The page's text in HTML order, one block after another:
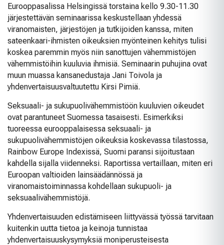
Eurooppasalissa Helsingissä torstaina kello 9.30-11.30
järjestettävän seminaarissa keskustellaan yhdessä
viranomaisten, järjestöjen ja tutkijoiden kanssa, miten
sateenkaari-ihmisten oikeuksien myönteinen kehitys tulisi
koskea paremmin myös niin sanottujen vähemmistöjen
vähemmistöihin kuuluvia ihmisiä. Seminaarin puhujina ovat
muun muassa kansanedustaja Jani Toivola ja
yhdenvertaisuusvaltuutettu Kirsi Pimiä.
Seksuaali- ja sukupuolivähemmistöön kuuluvien oikeudet
ovat parantuneet Suomessa tasaisesti. Esimerkiksi
tuoreessa eurooppalaisessa seksuaali- ja
sukupuolivähemmistöjen oikeuksia koskevassa tilastossa,
Rainbow Europe Indexissä, Suomi paransi sijoitustaan
kahdella sijalla viidenneksi. Raportissa vertaillaan, miten eri
Euroopan valtioiden lainsäädännössä ja
viranomaistoiminnassa kohdellaan sukupuoli- ja
seksuaalivähemmistöjä.
Yhdenvertaisuuden edistämiseen liittyvässä työssä tarvitaan
kuitenkin uutta tietoa ja keinoja tunnistaa
yhdenvertaisuuskysymyksiä moniperusteisesta